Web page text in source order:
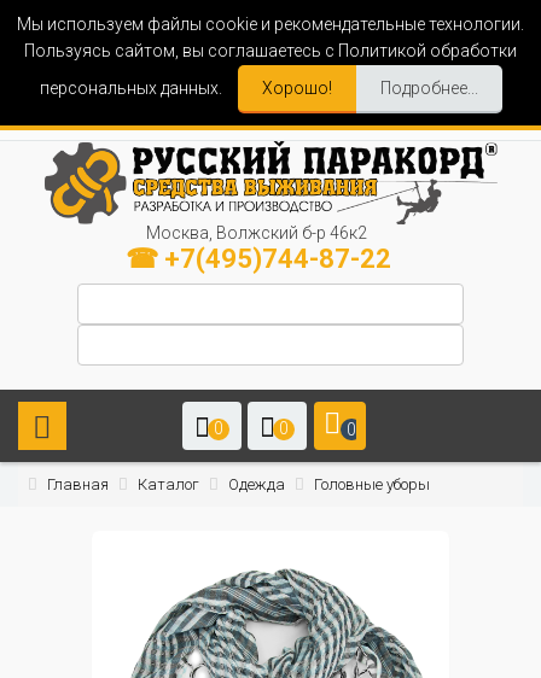
Мы используем файлы cookie и рекомендательные технологии.
Пользуясь сайтом, вы соглашаетесь с Политикой обработки
персональных данных.
Хорошо! Подробнее...
Москва, Волжский б-р 46к2
☎ +7(495)744-87-22
0 0 0
Главная Каталог Одежда Головные уборы